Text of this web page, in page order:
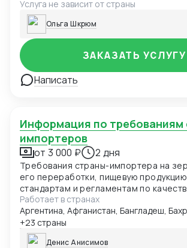
Услуга не зависит от страны
Ольга Шкрюм
Написать
ЗАКАЗАТЬ УСЛУГУ
Информация по требованиям стран-
импортеров
от 3 000 ₽ 2 дня
Требования страны-импортера на
его переработки, пищевую
стандартам и регламентам по
безопасности и иным требованиям.
быть представлены в виде чек-листа,
pdf. Первый заказ бесплатно в рамках
предложения.
Работает в странах
Аргентина, Афганистан, Бангладеш,
+23 страны
Денис Анисимов